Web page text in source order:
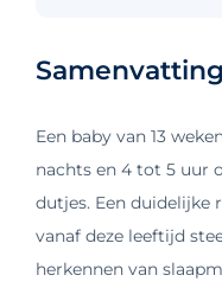
Een baby van 13
nachts en 4 tot 5 uur
dutjes. Een duidelijke
vanaf deze leeftijd
herkennen van